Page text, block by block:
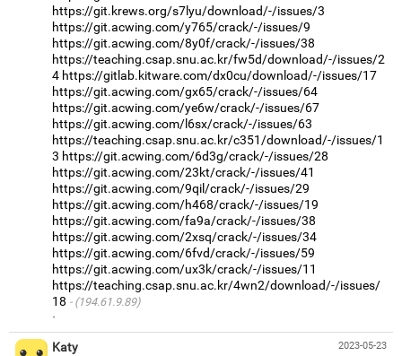
https://git.krews.org/s7lyu/download/-/issues/3
https://git.acwing.com/y765/crack/-/issues/9
https://git.acwing.com/8y0f/crack/-/issues/38
https://teaching.csap.snu.ac.kr/fw5d/download/-/issues/2
4 https://gitlab.kitware.com/dx0cu/download/-/issues/17
https://git.acwing.com/gx65/crack/-/issues/64
https://git.acwing.com/ye6w/crack/-/issues/67
https://git.acwing.com/l6sx/crack/-/issues/63
https://teaching.csap.snu.ac.kr/c351/download/-/issues/1
3 https://git.acwing.com/6d3g/crack/-/issues/28
https://git.acwing.com/23kt/crack/-/issues/41
https://git.acwing.com/9qil/crack/-/issues/29
https://git.acwing.com/h468/crack/-/issues/19
https://git.acwing.com/fa9a/crack/-/issues/38
https://git.acwing.com/2xsq/crack/-/issues/34
https://git.acwing.com/6fvd/crack/-/issues/59
https://git.acwing.com/ux3k/crack/-/issues/11
https://teaching.csap.snu.ac.kr/4wn2/download/-/issues/
18
(194.61.9.89)
·
2023-05-23
Katy